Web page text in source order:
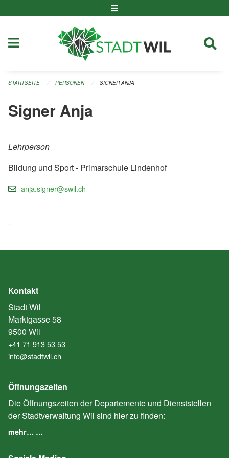
STARTSEITE PERSONEN SIGNER ANJA
Signer Anja
Lehrperson
Bildung und Sport - Primarschule Lindenhof
anja.signer@swil.ch
Kontakt
Stadt Wil
Marktgasse 58
9500 Wil
+41 71 913 53 53
info@stadtwil.ch
Öffnungszeiten
Die Öffnungszeiten der Departemente und Dienststellen
der Stadtverwaltung Wil sind hier zu finden:
mehr… …